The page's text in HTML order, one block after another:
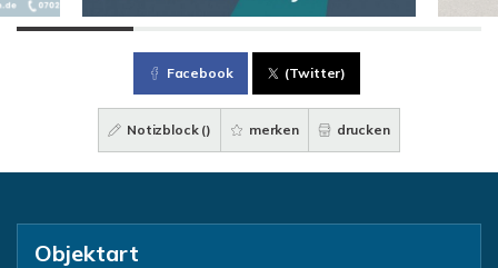
Facebook (Twitter)
Notizblock () merken drucken
Objektart